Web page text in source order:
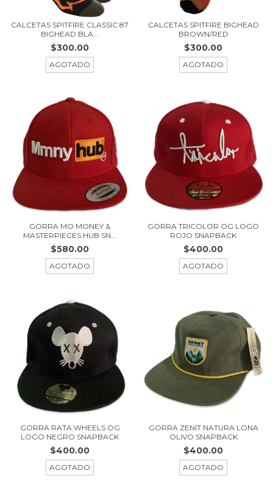
CALCETAS SPITFIRE CLASSIC 87
BIGHEAD BLA...
$300.00
AGOTADO
CALCETAS SPITFIRE BIGHEAD
BROWN/RED
$300.00
AGOTADO
GORRA MO MONEY &
MASTERPIECES HUB SN...
$580.00
AGOTADO
GORRA TRICOLOR OG LOGO
ROJO SNAPBACK
$400.00
AGOTADO
GORRA RATA WHEELS OG
LOGO NEGRO SNAPBACK
$400.00
AGOTADO
GORRA ZENIT NATURA LONA
OLIVO SNAPBACK
$400.00
AGOTADO